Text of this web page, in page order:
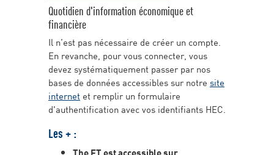
Quotidien d'information économique et
financière
Il n’est pas nécessaire de créer un compte.
En revanche, pour vous connecter, vous
devez systématiquement passer par nos
bases de données accessibles sur notre site
internet et remplir un formulaire
d'authentification avec vos identifiants HEC.
Les + :
The FT est accessible sur